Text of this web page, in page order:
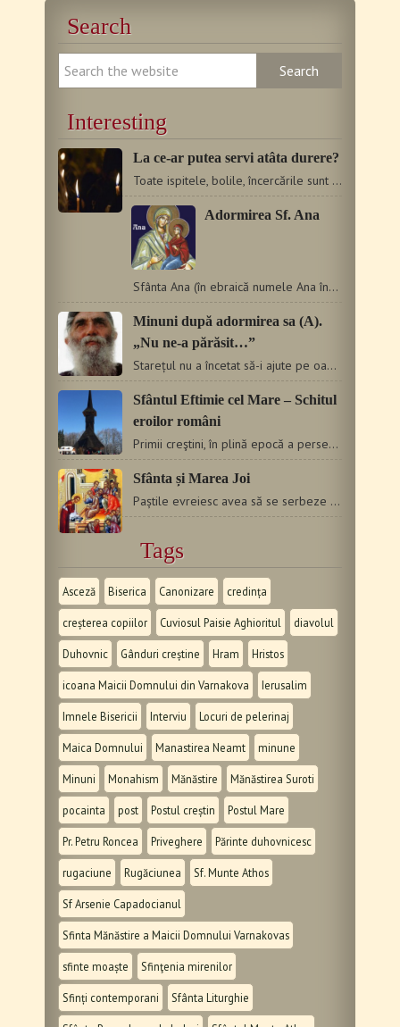
Search
Interesting
La ce-ar putea servi atâta durere?
Toate ispitele, bolile, încercările sunt lecţii duhovniceşti…
Adormirea Sf. Ana
Sfânta Ana (în ebraică numele Ana înseamnă plăcută, graţioasă),…
Minuni după adormirea sa (A).
„Nu ne-a părăsit…”
Starețul nu a încetat să-i ajute pe oameni nici chiar după…
Sfântul Eftimie cel Mare – Schitul
eroilor români
Primii creştini, în plină epocă a persecuţiilor romane,…
Sfânta și Marea Joi
Paștile evreiesc avea să se serbeze Vineri; era deci potrivit…
Tags
Asceză Biserica Canonizare credința
creșterea copiilor Cuviosul Paisie Aghioritul diavolul
Duhovnic Gânduri creștine Hram Hristos
icoana Maicii Domnului din Varnakova Ierusalim
Imnele Bisericii Interviu Locuri de pelerinaj
Maica Domnului Manastirea Neamt minune
Minuni Monahism Mănăstire Mănăstirea Suroti
pocainta post Postul creștin Postul Mare
Pr. Petru Roncea Priveghere Părinte duhovnicesc
rugaciune Rugăciunea Sf. Munte Athos
Sf Arsenie Capadocianul
Sfinta Mănăstire a Maicii Domnului Varnakovas
sfinte moaște Sfinţenia mirenilor
Sfinți contemporani Sfânta Liturghie